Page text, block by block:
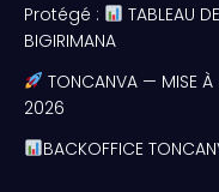
Protégé :
TABLEAU
BIGIRIMANA
TONCANVA — MISE À
2026
BACKOFFICE